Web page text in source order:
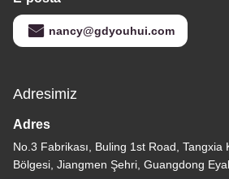
nancy@gdyouhui.com
Adresimiz
Adres
No.3 Fabrikası, Buling 1st Road, Tangxia
Bölgesi, Jiangmen Şehri, Guangdong